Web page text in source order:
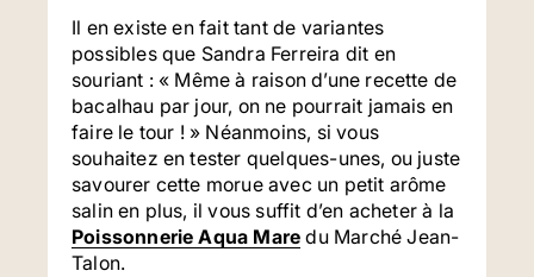
Il en existe en fait tant de variantes
possibles que Sandra Ferreira dit en
souriant : « Même à raison d’une recette de
bacalhau par jour, on ne pourrait jamais en
faire le tour ! » Néanmoins, si vous
souhaitez en tester quelques-unes, ou juste
savourer cette morue avec un petit arôme
salin en plus, il vous suffit d’en acheter à la
Poissonnerie Aqua Mare du Marché Jean-
Talon.